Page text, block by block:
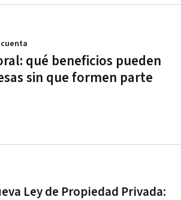
qué beneficios pueden
sin que formen parte
Ley de Propiedad Privada: